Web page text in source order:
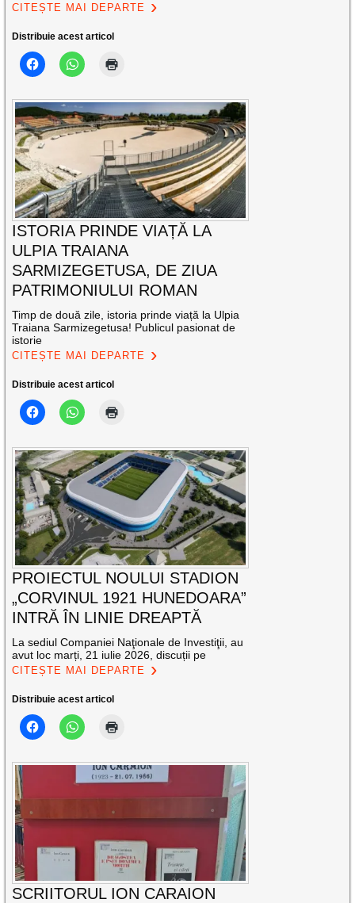
CITEȘTE MAI DEPARTE
Distribuie acest articol
ISTORIA PRINDE VIAȚĂ LA
ULPIA TRAIANA
SARMIZEGETUSA, DE ZIUA
PATRIMONIULUI ROMAN
Timp de două zile, istoria prinde viață la Ulpia
Traiana Sarmizegetusa! Publicul pasionat de
istorie
CITEȘTE MAI DEPARTE
Distribuie acest articol
PROIECTUL NOULUI STADION
„CORVINUL 1921 HUNEDOARA”
INTRĂ ÎN LINIE DREAPTĂ
La sediul Companiei Naţionale de Investiţii, au
avut loc marți, 21 iulie 2026, discuții pe
CITEȘTE MAI DEPARTE
Distribuie acest articol
SCRIITORUL ION CARAION